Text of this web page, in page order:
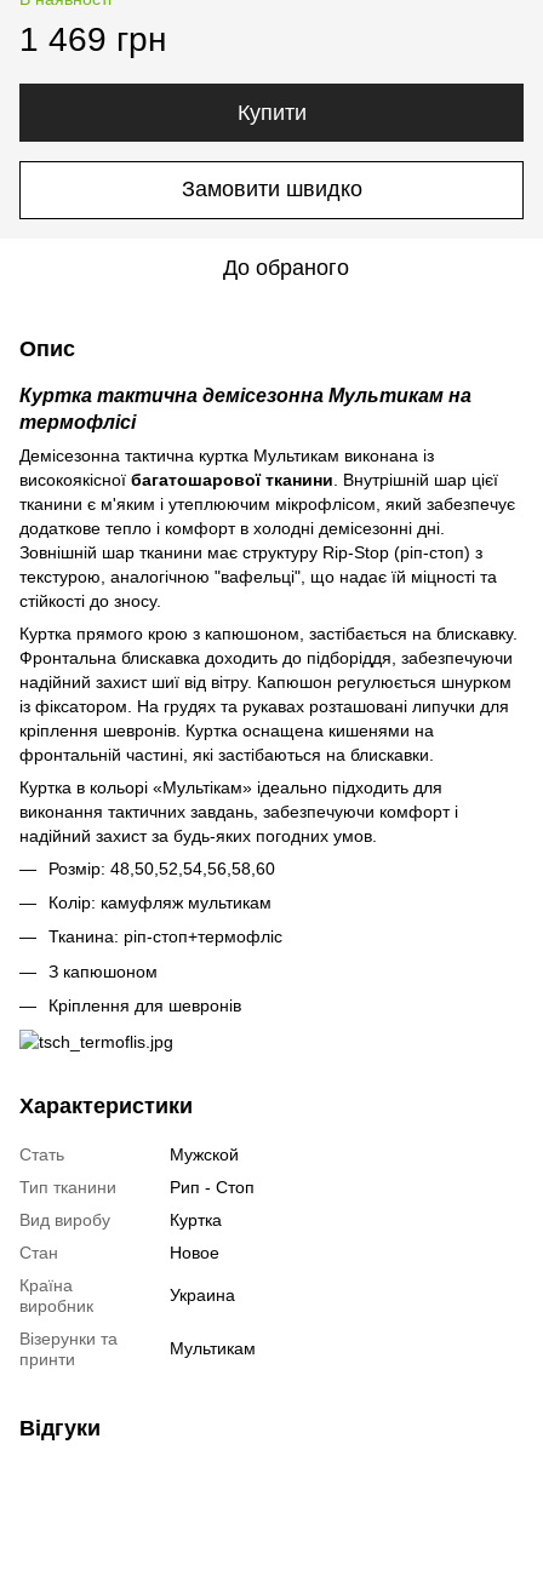
1 469 грн
Купити
Замовити швидко
До обраного
Опис
Куртка тактична демісезонна Мультикам на
термофлісі
Демісезонна тактична куртка Мультикам виконана із
високоякісної багатошарової тканини . Внутрішній шар цієї
тканини є м'яким і утеплюючим мікрофлісом, який забезпечує
додаткове тепло і комфорт в холодні демісезонні дні.
Зовнішній шар тканини має структуру Rip-Stop (ріп-стоп) з
текстурою, аналогічною "вафельці", що надає їй міцності та
стійкості до зносу.
Куртка прямого крою з капюшоном, застібається на блискавку.
Фронтальна блискавка доходить до підборіддя, забезпечуючи
надійний захист шиї від вітру. Капюшон регулюється шнурком
із фіксатором. На грудях та рукавах розташовані липучки для
кріплення шевронів. Куртка оснащена кишенями на
фронтальній частині, які застібаються на блискавки.
Куртка в кольорі «Мультікам» ідеально підходить для
виконання тактичних завдань, забезпечуючи комфорт і
надійний захист за будь-яких погодних умов.
Розмір: 48,50,52,54,56,58,60
Колір: камуфляж мультикам
Тканина: ріп-стоп+термофліс
З капюшоном
Кріплення для шевронів
Характеристики
Стать
Мужской
Тип тканини
Рип - Стоп
Вид виробу
Куртка
Стан
Новое
Країна
виробник
Украина
Візерунки та
принти
Мультикам
Відгуки